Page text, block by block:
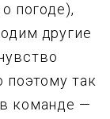
погоде),
другие
поэтому так
команде —